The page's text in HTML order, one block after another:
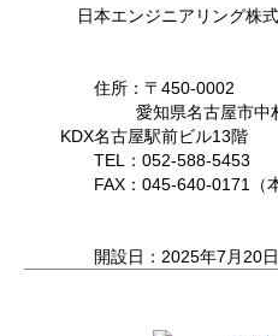
日本エンジニアリング株
住所：〒450-0002
愛知県名古屋市中
KDX名古屋駅前ビル13階
TEL：052-588-5453
FAX：045-640-0171（
開設日：2025年7月20日